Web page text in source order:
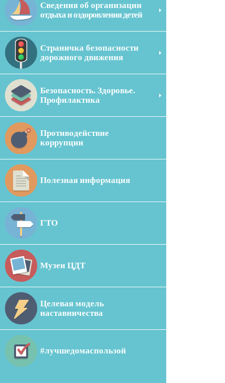
Сведения об организации
отдыха и оздоровления детей
Страничка безопасности
дорожного движения
Безопасность. Здоровье.
Профилактика
Противодействие
коррупции
Полезная информация
ГТО
Музеи ЦДТ
Целевая модель
наставничества
#лучшедомаспользой